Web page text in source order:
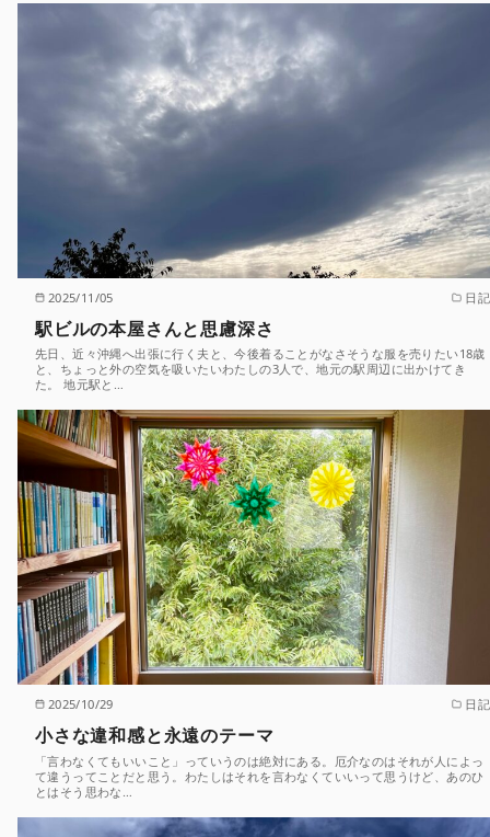
2025/11/05 日記
駅ビルの本屋さんと思慮深さ
先日、近々沖縄へ出張に行く夫と、今後着ることがなさそうな服を売りたい18歳
と、ちょっと外の空気を吸いたいわたしの3人で、地元の駅周辺に出かけてき
た。 地元駅と…
2025/10/29 日記
小さな違和感と永遠のテーマ
「言わなくてもいいこと」っていうのは絶対にある。厄介なのはそれが人によっ
て違うってことだと思う。わたしはそれを言わなくていいって思うけど、あのひ
とはそう思わな…